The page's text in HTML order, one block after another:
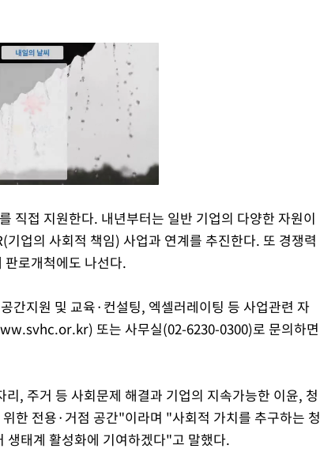
Mute
직접 지원한다. 내년부터는 일반 기업의 다양한 자원이
업의 사회적 책임) 사업과 연계를 추진한다. 또 경쟁력
로개척에도 나선다.
간지원 및 교육·컨설팅, 엑셀러레이팅 등 사업관련 자
또는 사무실(02-6230-0300)로 문의하면
, 주거 등 사회문제 해결과 기업의 지속가능한 이윤, 청
한 전용·거점 공간"이라며 "사회적 가치를 추구하는 청
생태계 활성화에 기여하겠다"고 말했다.